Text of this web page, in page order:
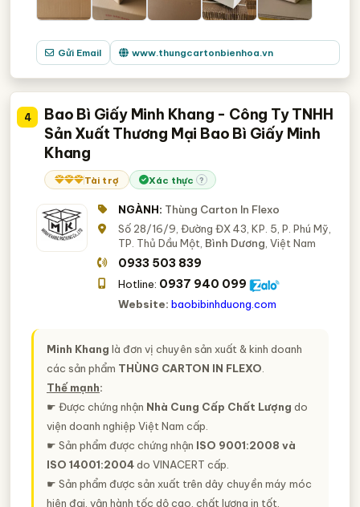
Gửi Email www.thungcartonbienhoa.vn
4
Bao Bì Giấy Minh Khang - Công Ty TNHH
Sản Xuất Thương Mại Bao Bì Giấy Minh
Khang
Tài trợ Xác thực ?
NGÀNH: Thùng Carton In Flexo
Số 28/16/9, Đường ĐX 43, KP. 5, P. Phú Mỹ,
TP. Thủ Dầu Một, Bình Dương, Việt Nam
0933 503 839
Hotline: 0937 940 099
Website: baobibinhduong.com
Minh Khang là đơn vị chuyên sản xuất & kinh doanh
các sản phẩm THÙNG CARTON IN FLEXO.
Thế mạnh:
☛ Được chứng nhận Nhà Cung Cấp Chất Lượng do
viện doanh nghiệp Việt Nam cấp.
☛ Sản phẩm được chứng nhận ISO 9001:2008 và
ISO 14001:2004do VINACERT cấp.
☛ Sản phẩm được sản xuất trên dây chuyền máy móc
hiện đại, vận hành tốc dộ cao, chất lượng in tốt.